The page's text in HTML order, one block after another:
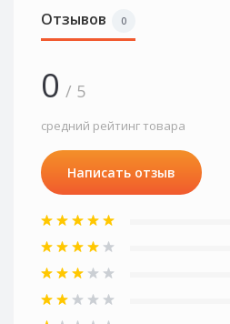
Отзывов 0
0 / 5
средний рейтинг товара
Написать отзыв